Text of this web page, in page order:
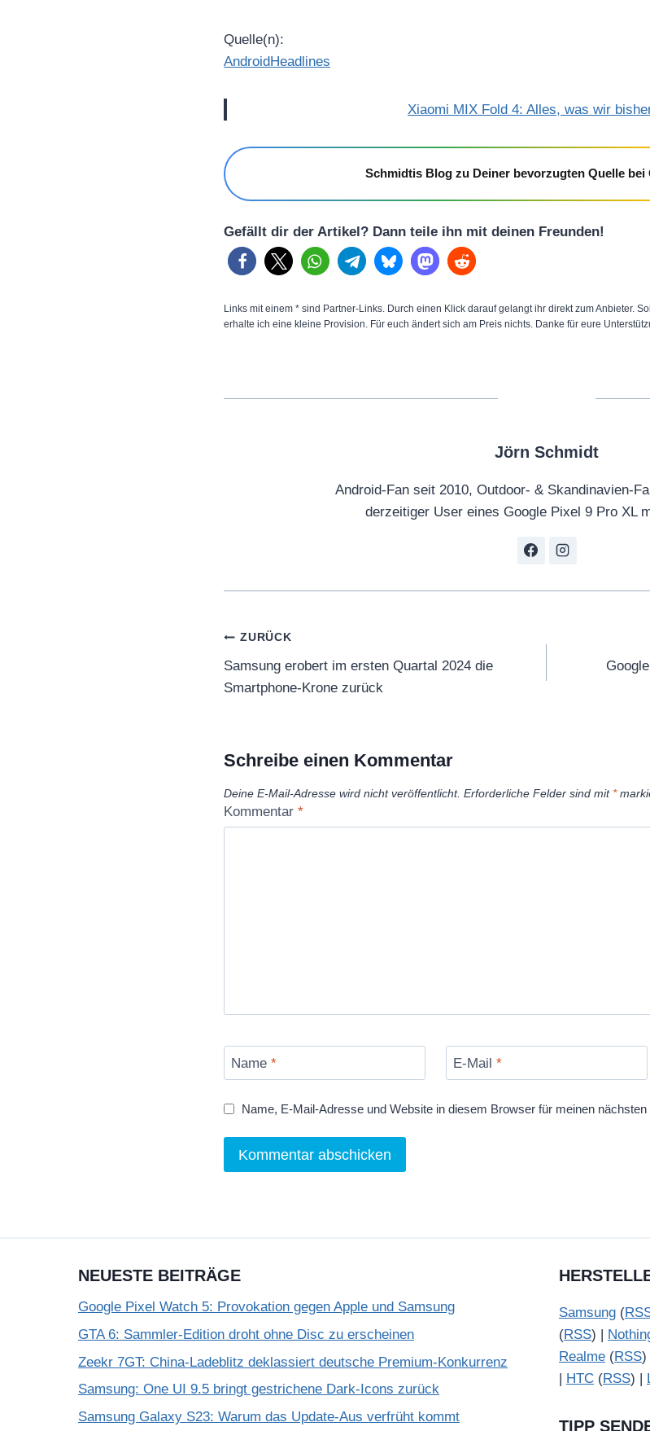
Quelle(n):
AndroidHeadlines
Xiaomi MIX Fold 4: Alles, was wir
Schmidtis Blog zu Deiner bevorzugten Quelle bei
Gefällt dir der Artikel? Dann teile ihn mit deinen Freunden!
Links mit einem * sind Partner-Links. Durch einen Klick darauf gelangt ihr direkt zum Anbieter.
erhalte ich eine kleine Provision. Für euch ändert sich am Preis nichts. Danke für eure
Jörn Schmidt
Android-Fan seit 2010, Outdoor- & Skandinavien-
derzeitiger User eines Google Pixel 9 Pro XL
Beitragsnavigation
ZURÜCK
Samsung erobert im ersten Quartal 2024 die
Smartphone-Krone zurück
Schreibe einen Kommentar
Deine E-Mail-Adresse wird nicht veröffentlicht. Erforderliche Felder sind mit *
Kommentar *
Name * E-Mail *
Name, E-Mail-Adresse und Website in diesem Browser für meinen
NEUESTE BEITRÄGE
Google Pixel Watch 5: Provokation gegen Apple und Samsung
GTA 6: Sammler-Edition droht ohne Disc zu erscheinen
Zeekr 7GT: China-Ladeblitz deklassiert deutsche Premium-Konkurrenz
Samsung: One UI 9.5 bringt gestrichene Dark-Icons zurück
Samsung Galaxy S23: Warum das Update-Aus verfrüht kommt
Samsung (
(RSS) |
Realme (RSS)
| HTC (RSS) |
TIPP